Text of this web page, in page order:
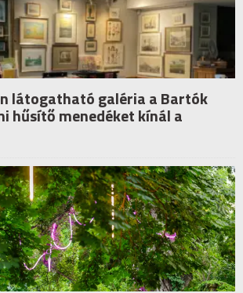
látogatható galéria a Bartók
hűsítő menedéket kínál a